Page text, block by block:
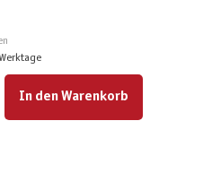
oder benutze die Schaltflächen um die Anzahl zu
In den Warenkorb